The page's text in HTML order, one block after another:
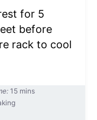
for 5
before
rack to cool
15 mins